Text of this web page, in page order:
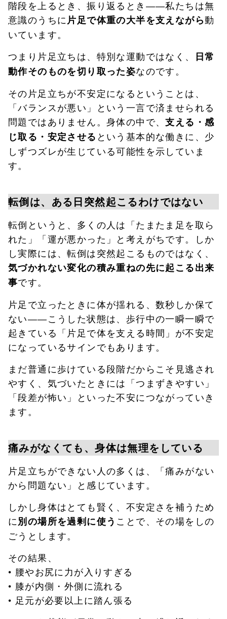
階段を上るとき、振り返るとき――私たちは無
意識のうちに片足で体重の大半を支えながら動
いています。
つまり片足立ちは、特別な運動ではなく、 日常
動作そのものを切り取った姿なのです。
その片足立ちが不安定になるということは、
「バランスが悪い」という一言で済ませられる
問題ではありません。身体の中で、支える・感
じ取る・安定させる という基本的な働きに、少
しずつズレが生じている可能性を示していま
す。
転倒は、ある日突然起こるわけではない
転倒というと、多くの人は「たまたま足を取ら
れた」「運が悪かった」と考えがちです。しか
し実際には、転倒は突然起こるものではなく、
気づかれない変化の積み重ねの先に起こる出来
事です。
片足で立ったときに体が揺れる、数秒しか保て
ない――こうした状態は、歩行中の一瞬一瞬で
起きている「片足で体を支える時間」が不安定
になっているサインでもあります。
まだ普通に歩けている段階だからこそ見逃され
やすく、気づいたときには「つまずきやすい」
「段差が怖い」といった不安につながっていき
ます。
痛みがなくても、身体は無理をしている
片足立ちができない人の多くは、「痛みがない
から問題ない」と感じています。
しかし身体はとても賢く、不安定さを補うため
に別の場所を過剰に使う ことで、その場をしの
ごうとします。
その結果、
• 腰やお尻に力が入りすぎる
• 膝が内側・外側に流れる
• 足元が必要以上に踏ん張る